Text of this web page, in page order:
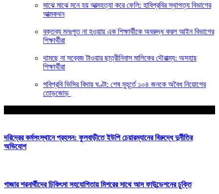
মাঝে মাঝে মনে হয় আত্মহত্যা করে ফেলি: হাবিপ্রবির স্থাপত্য বিভাগের
আত্মকথন
বক্তব্য মনঃপুত না হওয়ায় এক শিক্ষার্থীকে অবরুদ্ধ করল আইন বিভাগের
শিক্ষার্থীরা
থামছে না সব্বেজ টাওয়ার ছাত্রীনিবাস মালিকের দৌরাত্ম্য: অসহায়
শিক্ষার্থীরা
পবিপ্রবি ভিসির বিদায় ঘণ্টা: শেষ মুহূর্তে ১০৪ জনকে অবৈধ নিয়োগের
তোড়জোড়
দরিদ্রের কর্মসংস্থানে প্রহসন: ফুলবাড়ীতে ইউপি চেয়ারম্যানের বিরুদ্ধে দুর্নীতির
অভিযোগ
গাজার শরনার্থীদের চিকিৎসা সহযোগিতায় মিশরের সাথে আস ফাউন্ডেশনের চুক্তি